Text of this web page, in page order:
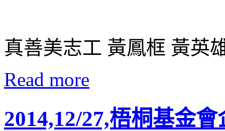
真善美志工 黃鳳框 黃英
Read more
2014,12/27,梧桐基金